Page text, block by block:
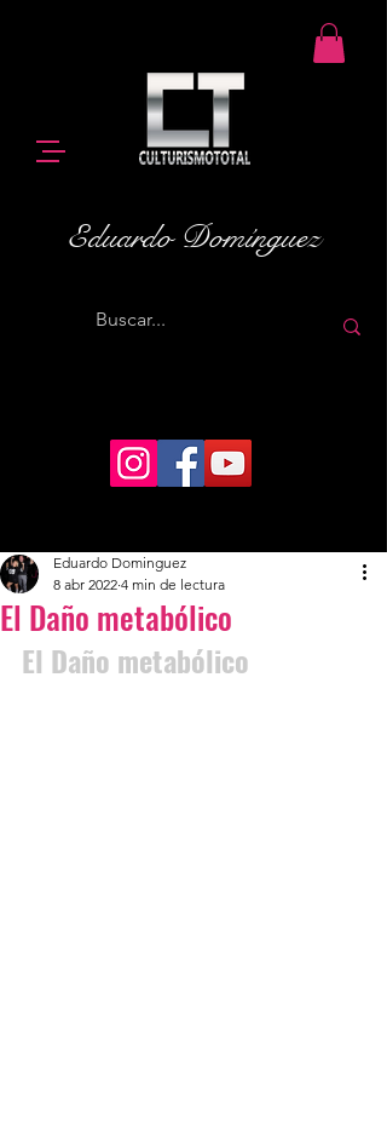
Eduardo Domínguez
El Daño metabólico
Eduardo Dominguez
8 abr 2022 4 min de lectura
El Daño metabólico